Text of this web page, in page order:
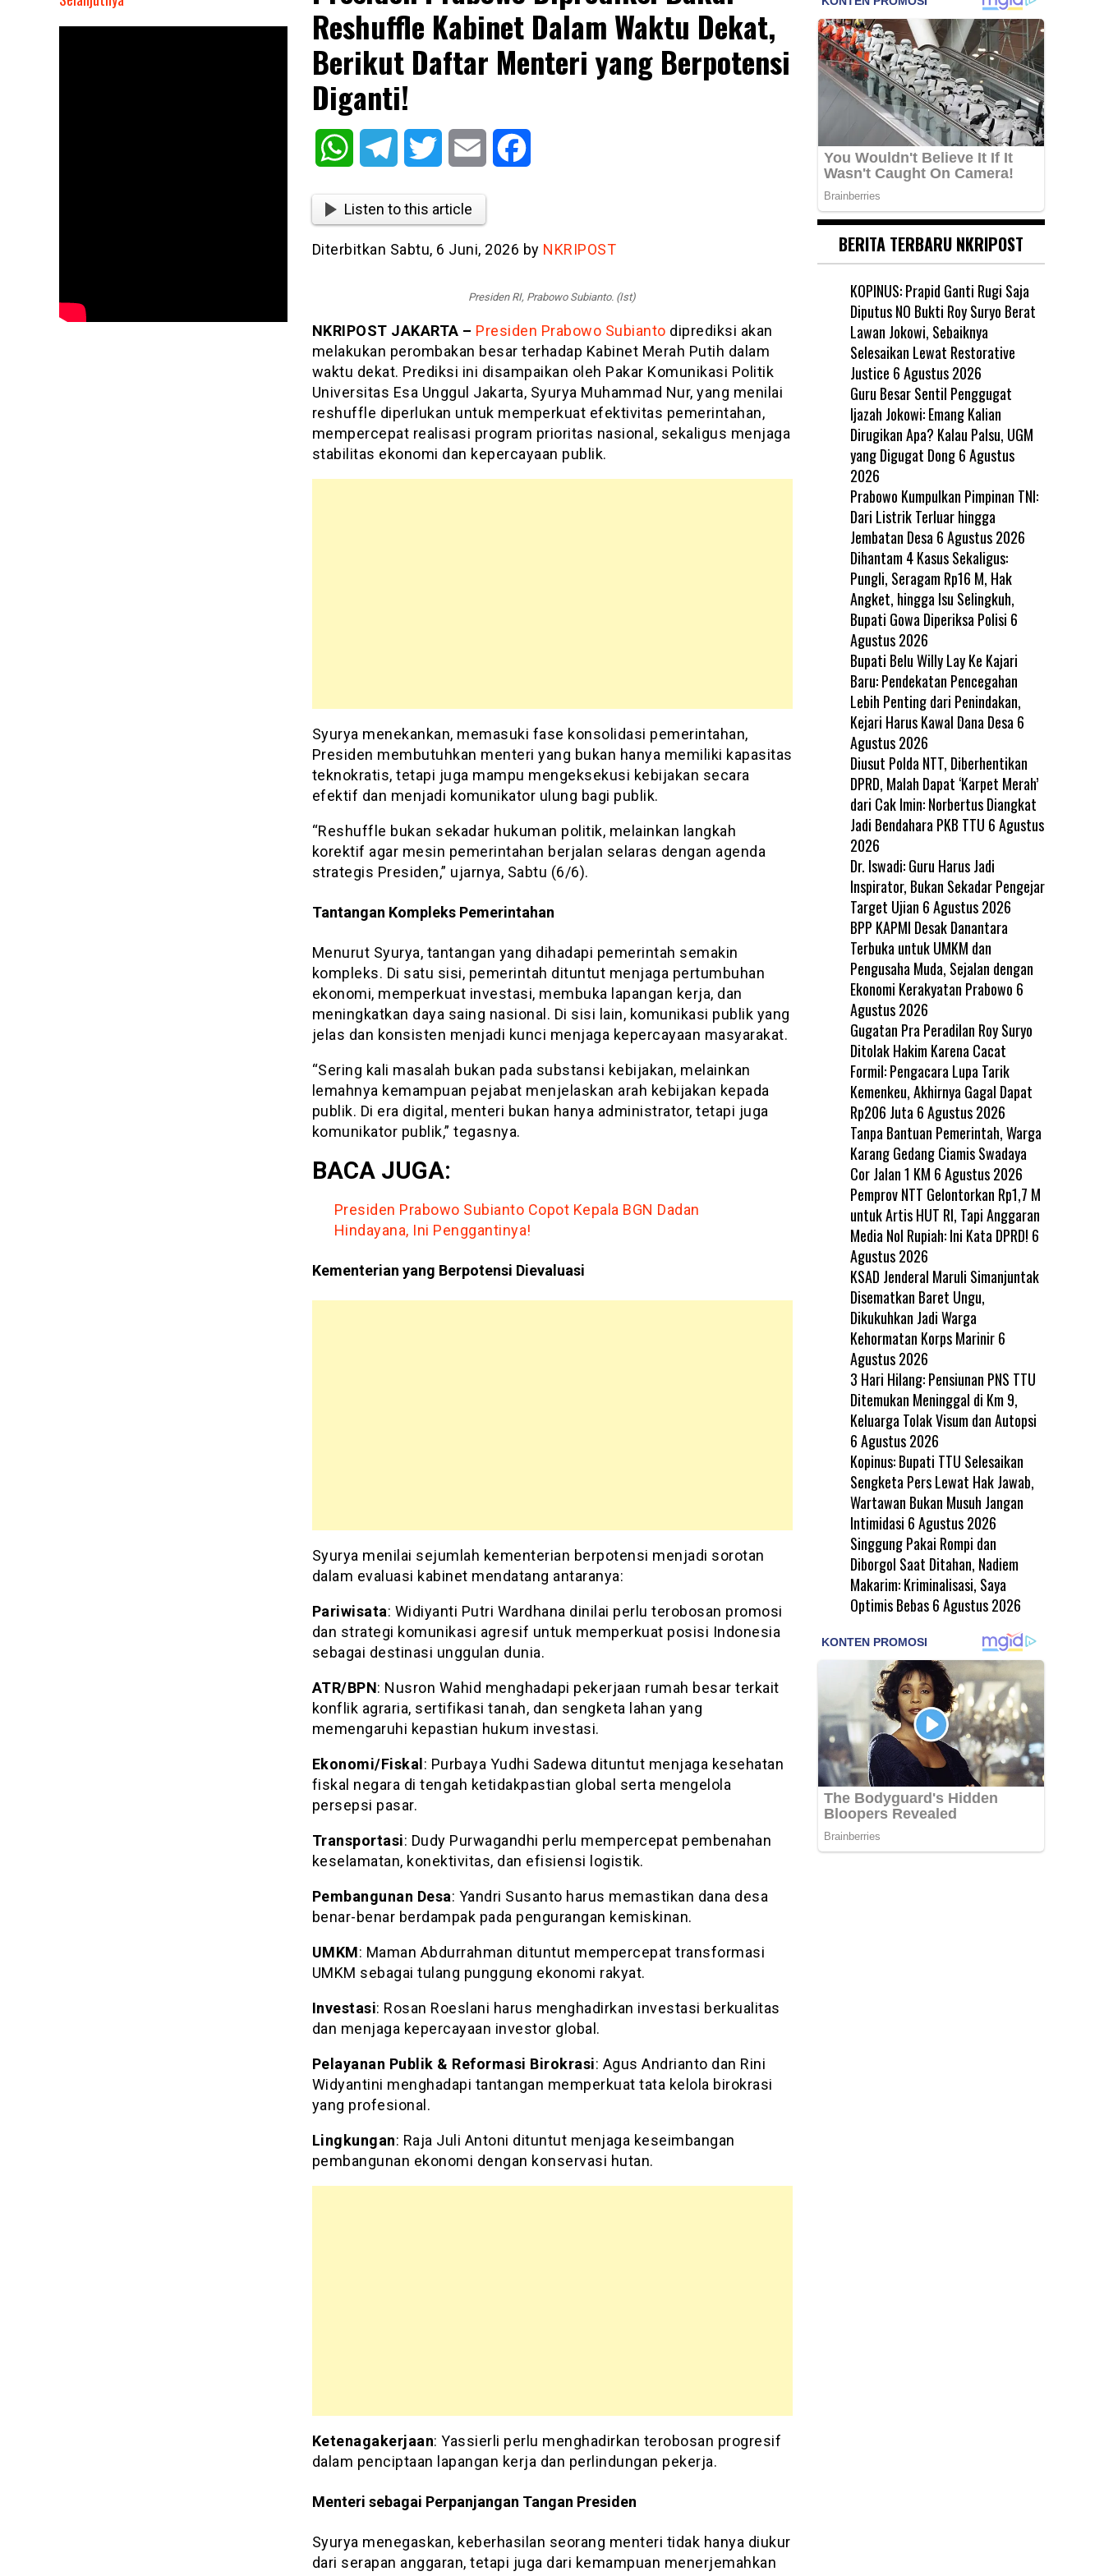
Reshuffle Kabinet Dalam Waktu Dekat,
Berikut Daftar Menteri yang Berpotensi
Diganti!
WhatsAppTelegram Twitter Email
Listen to this article
Diterbitkan Sabtu, 6 Juni, 2026 by NKRIPOST
Presiden RI, Prabowo Subianto. (Ist)
NKRIPOST JAKARTA – Presiden Prabowo Subianto diprediksi akan
melakukan perombakan besar terhadap Kabinet Merah Putih dalam
waktu dekat. Prediksi ini disampaikan oleh Pakar Komunikasi Politik
Universitas Esa Unggul Jakarta, Syurya Muhammad Nur, yang menilai
reshuffle diperlukan untuk memperkuat efektivitas pemerintahan,
mempercepat realisasi program prioritas nasional, sekaligus menjaga
stabilitas ekonomi dan kepercayaan publik.
Syurya menekankan, memasuki fase konsolidasi pemerintahan,
Presiden membutuhkan menteri yang bukan hanya memiliki kapasitas
teknokratis, tetapi juga mampu mengeksekusi kebijakan secara
efektif dan menjadi komunikator ulung bagi publik.
“Reshuffle bukan sekadar hukuman politik, melainkan langkah
korektif agar mesin pemerintahan berjalan selaras dengan agenda
strategis Presiden,” ujarnya, Sabtu (6/6).
Tantangan Kompleks Pemerintahan
Menurut Syurya, tantangan yang dihadapi pemerintah semakin
kompleks. Di satu sisi, pemerintah dituntut menjaga pertumbuhan
ekonomi, memperkuat investasi, membuka lapangan kerja, dan
meningkatkan daya saing nasional. Di sisi lain, komunikasi publik yang
jelas dan konsisten menjadi kunci menjaga kepercayaan masyarakat.
“Sering kali masalah bukan pada substansi kebijakan, melainkan
lemahnya kemampuan pejabat menjelaskan arah kebijakan kepada
publik. Di era digital, menteri bukan hanya administrator, tetapi juga
komunikator publik,” tegasnya.
BACA JUGA:
Presiden Prabowo Subianto Copot Kepala BGN Dadan
Hindayana, Ini Penggantinya!
Kementerian yang Berpotensi Dievaluasi
Syurya menilai sejumlah kementerian berpotensi menjadi sorotan
dalam evaluasi kabinet mendatang antaranya:
Pariwisata: Widiyanti Putri Wardhana dinilai perlu terobosan promosi
dan strategi komunikasi agresif untuk memperkuat posisi Indonesia
sebagai destinasi unggulan dunia.
ATR/BPN: Nusron Wahid menghadapi pekerjaan rumah besar terkait
konflik agraria, sertifikasi tanah, dan sengketa lahan yang
memengaruhi kepastian hukum investasi.
Ekonomi/Fiskal : Purbaya Yudhi Sadewa dituntut menjaga kesehatan
fiskal negara di tengah ketidakpastian global serta mengelola
persepsi pasar.
Transportasi: Dudy Purwagandhi perlu mempercepat pembenahan
keselamatan, konektivitas, dan efisiensi logistik.
Pembangunan Desa: Yandri Susanto harus memastikan dana desa
benar-benar berdampak pada pengurangan kemiskinan.
UMKM: Maman Abdurrahman dituntut mempercepat transformasi
UMKM sebagai tulang punggung ekonomi rakyat.
Investasi: Rosan Roeslani harus menghadirkan investasi berkualitas
dan menjaga kepercayaan investor global.
Pelayanan Publik & Reformasi Birokrasi: Agus Andrianto dan Rini
Widyantini menghadapi tantangan memperkuat tata kelola birokrasi
yang profesional.
Lingkungan: Raja Juli Antoni dituntut menjaga keseimbangan
pembangunan ekonomi dengan konservasi hutan.
Ketenagakerjaan: Yassierli perlu menghadirkan terobosan progresif
dalam penciptaan lapangan kerja dan perlindungan pekerja.
Menteri sebagai Perpanjangan Tangan Presiden
Syurya menegaskan, keberhasilan seorang menteri tidak hanya diukur
dari serapan anggaran, tetapi juga dari kemampuan menerjemahkan
BERITA TERBARU NKRIPOST
KOPINUS: Prapid Ganti Rugi Saja
Diputus NO Bukti Roy Suryo Berat
Lawan Jokowi, Sebaiknya
Selesaikan Lewat Restorative
Justice 6 Agustus 2026
Guru Besar Sentil Penggugat
Ijazah Jokowi: Emang Kalian
Dirugikan Apa? Kalau Palsu, UGM
yang Digugat Dong 6 Agustus
2026
Prabowo Kumpulkan Pimpinan TNI:
Dari Listrik Terluar hingga
Jembatan Desa 6 Agustus 2026
Dihantam 4 Kasus Sekaligus:
Pungli, Seragam Rp16 M, Hak
Angket, hingga Isu Selingkuh,
Bupati Gowa Diperiksa Polisi 6
Agustus 2026
Bupati Belu Willy Lay Ke Kajari
Baru: Pendekatan Pencegahan
Lebih Penting dari Penindakan,
Kejari Harus Kawal Dana Desa 6
Agustus 2026
Diusut Polda NTT, Diberhentikan
DPRD, Malah Dapat ‘Karpet Merah’
dari Cak Imin: Norbertus Diangkat
Jadi Bendahara PKB TTU 6 Agustus
2026
Dr. Iswadi: Guru Harus Jadi
Inspirator, Bukan Sekadar Pengejar
Target Ujian 6 Agustus 2026
BPP KAPMI Desak Danantara
Terbuka untuk UMKM dan
Pengusaha Muda, Sejalan dengan
Ekonomi Kerakyatan Prabowo 6
Agustus 2026
Gugatan Pra Peradilan Roy Suryo
Ditolak Hakim Karena Cacat
Formil: Pengacara Lupa Tarik
Kemenkeu, Akhirnya Gagal Dapat
Rp206 Juta 6 Agustus 2026
Tanpa Bantuan Pemerintah, Warga
Karang Gedang Ciamis Swadaya
Cor Jalan 1 KM 6 Agustus 2026
Pemprov NTT Gelontorkan Rp1,7 M
untuk Artis HUT RI, Tapi Anggaran
Media Nol Rupiah: Ini Kata DPRD! 6
Agustus 2026
KSAD Jenderal Maruli Simanjuntak
Disematkan Baret Ungu,
Dikukuhkan Jadi Warga
Kehormatan Korps Marinir 6
Agustus 2026
3 Hari Hilang: Pensiunan PNS TTU
Ditemukan Meninggal di Km 9,
Keluarga Tolak Visum dan Autopsi
6 Agustus 2026
Kopinus: Bupati TTU Selesaikan
Sengketa Pers Lewat Hak Jawab,
Wartawan Bukan Musuh Jangan
Intimidasi 6 Agustus 2026
Singgung Pakai Rompi dan
Diborgol Saat Ditahan, Nadiem
Makarim: Kriminalisasi, Saya
Optimis Bebas 6 Agustus 2026